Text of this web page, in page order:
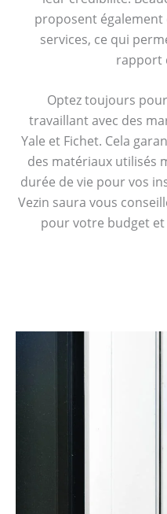
proposent
services, ce qui
rapport
Optez toujours
travaillant avec des
Yale et Fichet. Cela
des matériaux utilisés
durée de vie pour vos
Vezin saura vous
pour votre budget et